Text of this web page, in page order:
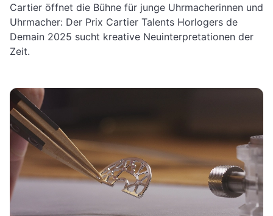
Cartier öffnet die Bühne für junge Uhrmacherinnen und
Uhrmacher: Der Prix Cartier Talents Horlogers de
Demain 2025 sucht kreative Neuinterpretationen der
Zeit.